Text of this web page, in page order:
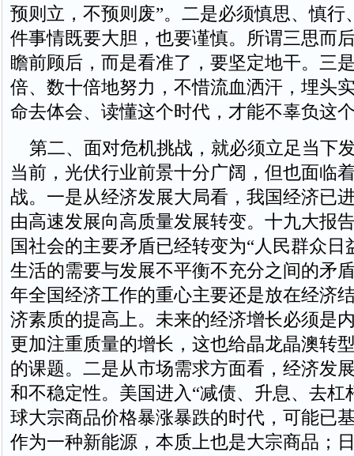
预则立，不预则废”。二是必须慎思、慎行
件事情既要大胆，也要谨慎。所谓三思而
瞻前顾后，而是看准了，要坚定地干。三
倍、数十倍地努力，不惜流血洒汗，埋头
命去体会、读懂这个时代，才能不辜负这
第二、面对危机挑战，就必须立足当下
当前，光伏行业前景十分广阔，但也面临
战。一是从经济发展大局看，我国经济已
由高速发展向高质量发展转变。十九大报
国社会的主要矛盾已经转变为“人民群众日
生活的需要与发展不平衡不充分之间的矛
年全国经济工作的重心主要还是放在经济
济素质的提高上。未来的经济增长必须是
更加注重质量的增长，这也给晶龙晶澳转
的课题。二是从市场需求方面看，经济发
和不稳定性。美国进入“减债、升息、去杠
球大宗商品价格暴涨暴跌的时代，可能已
作为一种新能源，本质上也是大宗商品；